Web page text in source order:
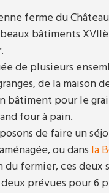
ferme du
bâtiments
de plusieurs
de la maison
bâtiment pour le
four à pain.
de faire un
ou dans la
du fermier, ces deux
prévues pour 6